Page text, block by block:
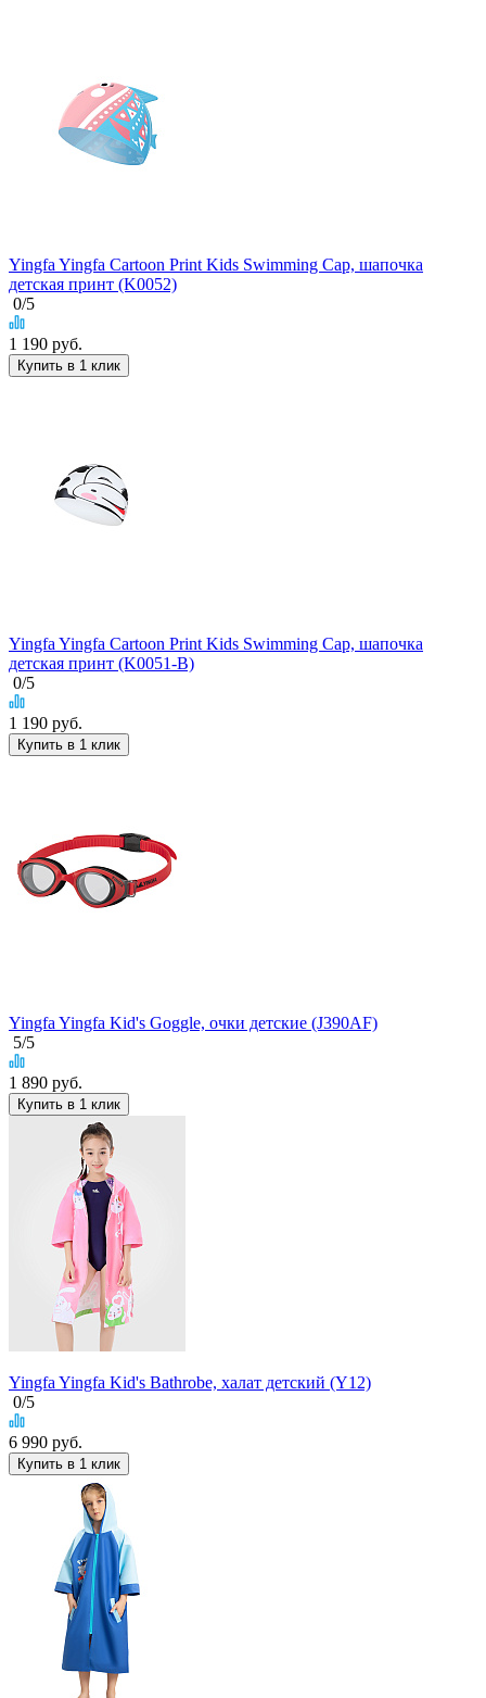
Yingfa Yingfa Cartoon Print Kids Swimming Cap, шапочка
детская принт (K0052)
0/5
1 190 руб.
Купить в 1 клик
Yingfa Yingfa Cartoon Print Kids Swimming Cap, шапочка
детская принт (K0051-B)
0/5
1 190 руб.
Купить в 1 клик
Yingfa Yingfa Kid's Goggle, очки детские (J390AF)
5/5
1 890 руб.
Купить в 1 клик
Yingfa Yingfa Kid's Bathrobe, халат детский (Y12)
0/5
6 990 руб.
Купить в 1 клик